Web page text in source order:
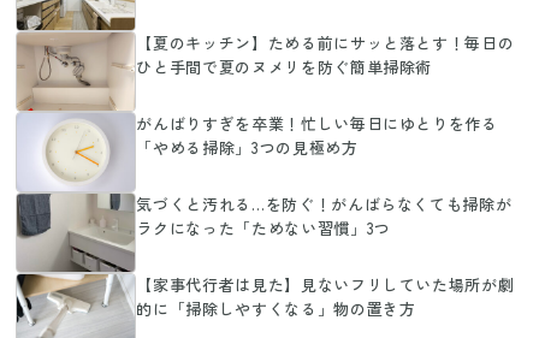
【夏のキッチン】ためる前にサッと落とす！毎日の
ひと手間で夏のヌメリを防ぐ簡単掃除術
がんばりすぎを卒業！忙しい毎日にゆとりを作る
「やめる掃除」3つの見極め方
気づくと汚れる…を防ぐ！がんばらなくても掃除が
ラクになった「ためない習慣」3つ
【家事代行者は見た】見ないフリしていた場所が劇
的に「掃除しやすくなる」物の置き方